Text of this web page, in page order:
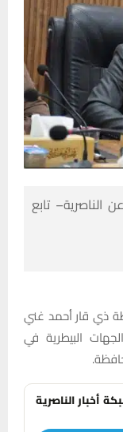
الناصرية– تابع
ذي قار أحمد غني
البيطرية في
أخبار الناصرية